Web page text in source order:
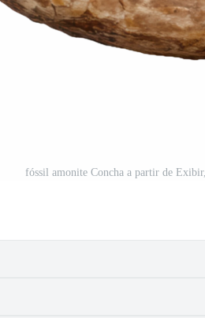
fóssil amonite Concha a partir de